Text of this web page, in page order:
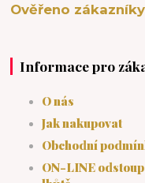
Ověřeno
Informace pro
O nás
Jak nakupovat
Obchodní
ON-LINE